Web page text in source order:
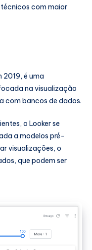
com maior
2019, é uma
na visualização
com bancos de dados.
o Looker se
a modelos pré-
visualizações, o
que podem ser